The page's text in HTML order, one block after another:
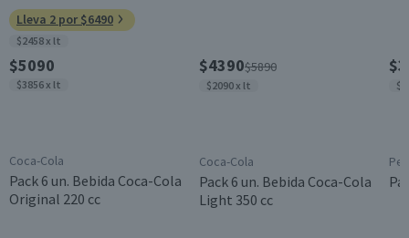
Lleva 2 por $6490
$2458 x lt
$5090
$3856 x lt
Coca-Cola
Pack 6 un. Bebida Coca-Cola
Original 220 cc
$4390$5890
$2090 x lt
Coca-Cola
Pack 6 un. Bebida Coca-Cola
Light 350 cc